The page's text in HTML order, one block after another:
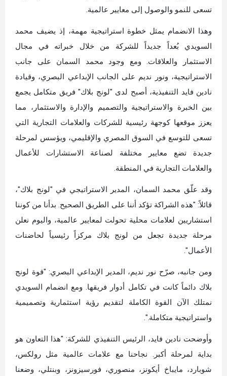
تسعى للنمو والوصول إلى معايير عالمية.
وهذا الانضمام يمثل خطوة استراتيجية مهمة، إذ يضيف محمد
السويدي بُعداً جديداً للشركة من خلال خبراته في مجال
الاستثمار والعلاقات. ومع وجود محمد السمان على جانب
الاستراتيجية، ونور نديم على الجانب الإبداعي البصري، وقيادة
نادين فايد التنفيذية، أصبح لدى "لونج بلاك" فريق متكامل يجمع
بين الخبرة والاستراتيجية والتصميم والإدارة والاستثمار، مما
يعزز موقعها كوجهة رئيسية للشركات والعلامات التجارية التي
تسعى للتوسع في السوق المصري والإقليمي، ويؤسس لمرحلة
جديدة تضع معايير مختلفة لصناعة الاستشارات للأعمال
والعلامات التجارية في المنطقة.
وقد علّق محمد السمان، المدير الاستراتيجي في "لونج بلاك"،
قائلاً: "هذه الشراكة تؤكد أننا على الطريق الصحيح. بدأنا من كوننا
استشاريين لعلامات محلية تحولت لمعايير عالمية، واليوم نعلن
مرحلة جديدة تجعل من لونج بلاك مركزاً رئيسياً لحاضنات
الأعمال".
ومن جانبه، صرّح نور نديم، المدير الإبداعي البصري: "قوة لونج
بلاك دائماً كانت في تكامل أدوار فريقها. ومع انضمام السويدي
نمتلك الآن القوة الكاملة لتقديم رؤية استثمارية وتصميمية
واستراتيجية متكاملة.".
وأوضحت نادين فايد، الرئيس التنفيذي للشركة: "هذا التعاون هو
بداية لمرحلة أكبر. نجاحنا مع علامات عالمية مثل رولكس،
شوبارد، مايباخ أيكونز، منصوري، فورسيزونز، وبنتلي، وضعنا